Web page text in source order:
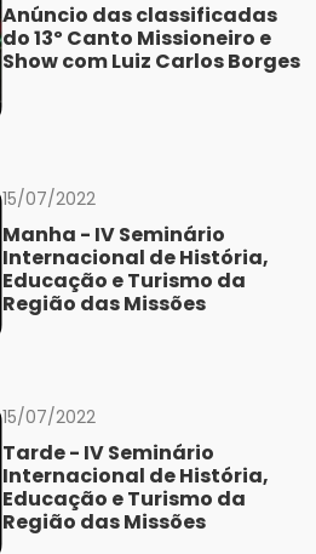
Anúncio das classificadas
do 13º Canto Missioneiro e
Show com Luiz Carlos Borges
15/07/2022
Manha - IV Seminário
Internacional de História,
Educação e Turismo da
Região das Missões
15/07/2022
Tarde - IV Seminário
Internacional de História,
Educação e Turismo da
Região das Missões